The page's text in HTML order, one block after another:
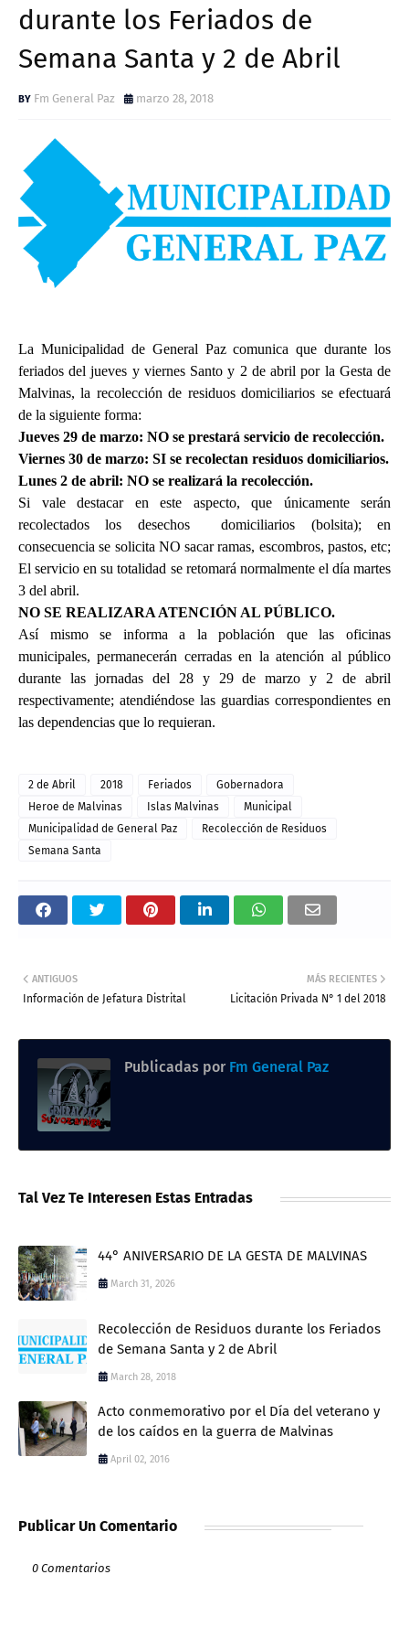
durante los Feriados de
Semana Santa y 2 de Abril
Fm General Paz marzo 28, 2018
La Municipalidad de General Paz comunica que durante los
feriados del jueves y viernes Santo y 2 de abril por la Gesta de
Malvinas, la recolección de residuos domiciliarios se efectuará
de la siguiente forma:
Jueves 29 de marzo: NO se prestará servicio de recolección.
Viernes 30 de marzo: SI se recolectan residuos domiciliarios.
Lunes 2 de abril: NO se realizará la recolección.
Si vale destacar en este aspecto, que únicamente serán
recolectados los desechos
domiciliarios (bolsita); en
consecuencia se solicita NO sacar ramas, escombros, pastos, etc;
El servicio en su totalidad se retomará normalmente el día martes
3 del abril.
NO SE REALIZARA ATENCIÓN AL PÚBLICO.
Así mismo se informa a la población que las oficinas
municipales, permanecerán cerradas en la atención al público
durante las jornadas del 28 y 29 de marzo y 2 de abril
respectivamente; atendiéndose las guardias correspondientes en
las dependencias que lo requieran.
2 de Abril 2018 Feriados
Gobernadora
Heroe de Malvinas
Islas Malvinas
Municipal
Municipalidad de General Paz
Recolección de Residuos
Semana Santa
MÁS RECIENTES
Licitación Privada N° 1 del 2018
ANTIGUOS
Información de Jefatura Distrital
Publicadas por Fm General Paz
Tal Vez Te Interesen Estas Entradas
44° ANIVERSARIO DE LA GESTA DE MALVINAS
March 31, 2026
Recolección de Residuos durante los Feriados
de Semana Santa y 2 de Abril
March 28, 2018
Acto conmemorativo por el Día del veterano y
de los caídos en la guerra de Malvinas
April 02, 2016
Publicar Un Comentario
0 Comentarios